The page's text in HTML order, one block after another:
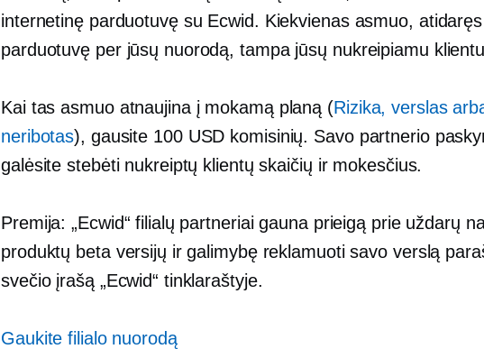
internetinę parduotuvę su Ecwid. Kiekvienas asmuo, atidaręs
parduotuvę per jūsų nuorodą, tampa jūsų nukreipiamu
Kai tas asmuo atnaujina į mokamą planą (Rizika, verslas
neribotas), gausite 100 USD komisinių. Savo partnerio
galėsite stebėti nukreiptų klientų skaičių ir mokesčius.
Premija: „Ecwid“ filialų partneriai gauna prieigą prie uždarų
produktų beta versijų ir galimybę reklamuoti savo verslą
svečio įrašą „Ecwid“ tinklaraštyje.
Gaukite filialo nuorodą